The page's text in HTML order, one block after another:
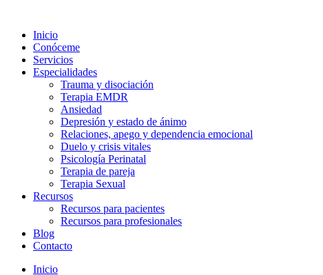
contenido
Inicio
Conóceme
Servicios
Especialidades
Trauma y disociación
Terapia EMDR
Ansiedad
Depresión y estado de ánimo
Relaciones, apego y dependencia emocional
Duelo y crisis vitales
Psicología Perinatal
Terapia de pareja
Terapia Sexual
Recursos
Recursos para pacientes
Recursos para profesionales
Blog
Contacto
Inicio